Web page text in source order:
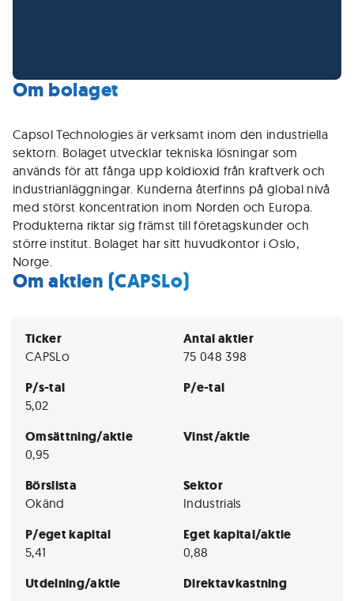
Om bolaget
Capsol Technologies är verksamt inom den industriella
sektorn. Bolaget utvecklar tekniska lösningar som
används för att fånga upp koldioxid från kraftverk och
industrianläggningar. Kunderna återfinns på global nivå
med störst koncentration inom Norden och Europa.
Produkterna riktar sig främst till företagskunder och
större institut. Bolaget har sitt huvudkontor i Oslo,
Norge.
Om aktien (CAPSLo)
Ticker
CAPSLo
Antal aktier
75 048 398
P/s-tal
5,02
P/e-tal
Omsättning/aktie
0,95
Vinst/aktie
Börslista
Okänd
Sektor
Industrials
P/eget kapital
5,41
Eget kapital/aktie
0,88
Utdelning/aktie Direktavkastning